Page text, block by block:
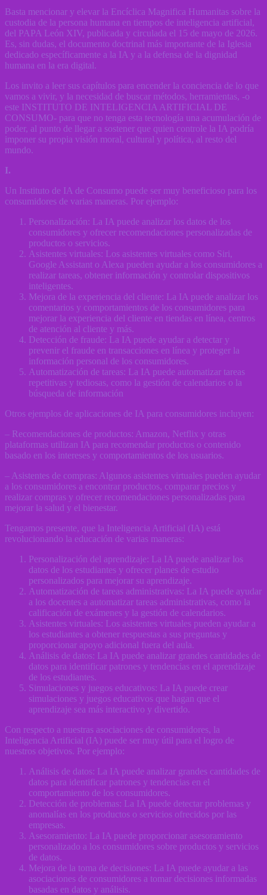
Basta mencionar y elevar la Encíclica Magnifica Humanitas sobre la
custodia de la persona humana en tiempos de inteligencia artificial,
del PAPA León XIV, publicada y circulada el 15 de mayo de 2026.
Es, sin dudas, el documento doctrinal más importante de la Iglesia
dedicado específicamente a la IA y a la defensa de la dignidad
humana en la era digital.
Los invito a leer sus capítulos para encender la conciencia de lo que
vamos a vivir, y la necesidad de buscar métodos, herramientas, -o
este INSTITUTO DE INTELIGENCIA ARTIFICIAL DE
CONSUMO- para que no tenga esta tecnología una acumulación de
poder, al punto de llegar a sostener que quien controle la IA podría
imponer su propia visión moral, cultural y política, al resto del
mundo.
I.
Un Instituto de IA de Consumo puede ser muy beneficioso para los
consumidores de varias maneras. Por ejemplo:
Personalización: La IA puede analizar los datos de los
consumidores y ofrecer recomendaciones personalizadas de
productos o servicios.
Asistentes virtuales: Los asistentes virtuales como Siri,
Google Assistant o Alexa pueden ayudar a los consumidores a
realizar tareas, obtener información y controlar dispositivos
inteligentes.
Mejora de la experiencia del cliente: La IA puede analizar los
comentarios y comportamientos de los consumidores para
mejorar la experiencia del cliente en tiendas en línea, centros
de atención al cliente y más.
Detección de fraude: La IA puede ayudar a detectar y
prevenir el fraude en transacciones en línea y proteger la
información personal de los consumidores.
Automatización de tareas: La IA puede automatizar tareas
repetitivas y tediosas, como la gestión de calendarios o la
búsqueda de información
Otros ejemplos de aplicaciones de IA para consumidores incluyen:
– Recomendaciones de productos: Amazon, Netflix y otras
plataformas utilizan IA para recomendar productos o contenido
basado en los intereses y comportamientos de los usuarios.
– Asistentes de compras: Algunos asistentes virtuales pueden ayudar
a los consumidores a encontrar productos, comparar precios y
realizar compras y ofrecer recomendaciones personalizadas para
mejorar la salud y el bienestar.
Tengamos presente, que la Inteligencia Artificial (IA) está
revolucionando la educación de varias maneras:
Personalización del aprendizaje: La IA puede analizar los
datos de los estudiantes y ofrecer planes de estudio
personalizados para mejorar su aprendizaje.
Automatización de tareas administrativas: La IA puede ayudar
a los docentes a automatizar tareas administrativas, como la
calificación de exámenes y la gestión de calendarios.
Asistentes virtuales: Los asistentes virtuales pueden ayudar a
los estudiantes a obtener respuestas a sus preguntas y
proporcionar apoyo adicional fuera del aula.
Análisis de datos: La IA puede analizar grandes cantidades de
datos para identificar patrones y tendencias en el aprendizaje
de los estudiantes.
Simulaciones y juegos educativos: La IA puede crear
simulaciones y juegos educativos que hagan que el
aprendizaje sea más interactivo y divertido.
Con respecto a nuestras asociaciones de consumidores, la
Inteligencia Artificial (IA) puede ser muy útil para el logro de
nuestros objetivos. Por ejemplo:
Análisis de datos: La IA puede analizar grandes cantidades de
datos para identificar patrones y tendencias en el
comportamiento de los consumidores.
Detección de problemas: La IA puede detectar problemas y
anomalías en los productos o servicios ofrecidos por las
empresas.
Asesoramiento: La IA puede proporcionar asesoramiento
personalizado a los consumidores sobre productos y servicios
de datos.
Mejora de la toma de decisiones: La IA puede ayudar a las
asociaciones de consumidores a tomar decisiones informadas
basadas en datos y análisis.